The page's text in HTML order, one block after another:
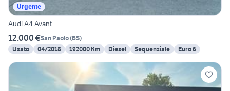
Urgente
Audi A4 Avant
12.000 €San Paolo(BS)
Usato
04/2018 192000 Km Diesel Sequenziale Euro 6